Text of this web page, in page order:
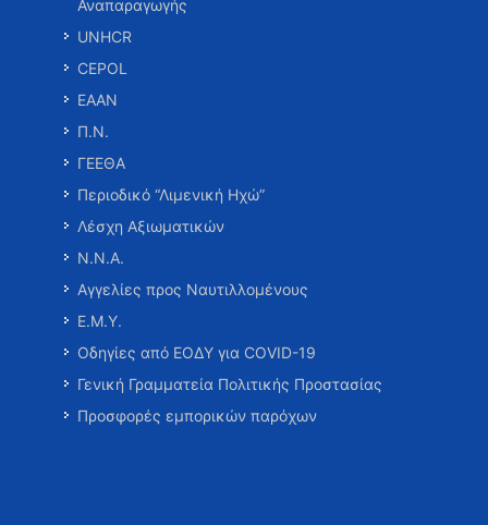
Αναπαραγωγής
UNHCR
CEPOL
ΕΑΑΝ
Π.Ν.
ΓΕΕΘΑ
Περιοδικό “Λιμενική Ηχώ”
Λέσχη Αξιωματικών
Ν.Ν.Α.
Αγγελίες προς Ναυτιλλομένους
Ε.Μ.Υ.
Οδηγίες από ΕΟΔΥ για COVID-19
Γενική Γραμματεία Πολιτικής Προστασίας
Προσφορές εμπορικών παρόχων